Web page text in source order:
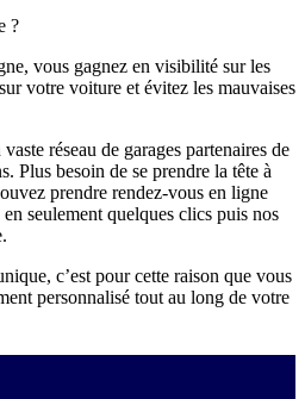
?
vous gagnez en visibilité sur les
votre voiture et évitez les mauvaises
réseau de garages partenaires de
Plus besoin de se prendre la tête à
prendre rendez-vous en ligne
seulement quelques clics puis nos
c’est pour cette raison que vous
personnalisé tout au long de votre